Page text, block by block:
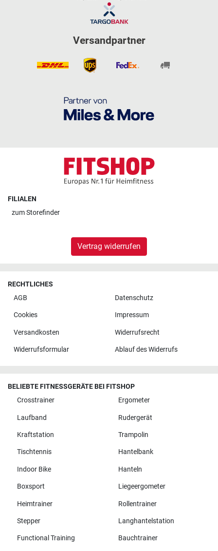
Versandpartner
FILIALEN
zumStorefinder
Vertrag widerrufen
RECHTLICHES
AGB
Datenschutz
Cookies Impressum
Versandkosten Widerrufsrecht
Widerrufsformular Ablauf des Widerrufs
BELIEBTE FITNESSGERÄTE BEI FITSHOP
Crosstrainer
Ergometer
Laufband Rudergerät
Kraftstation Trampolin
Tischtennis Hantelbank
Indoor Bike Hanteln
Boxsport Liegeergometer
Heimtrainer Rollentrainer
Stepper Langhantelstation
Functional Training Bauchtrainer